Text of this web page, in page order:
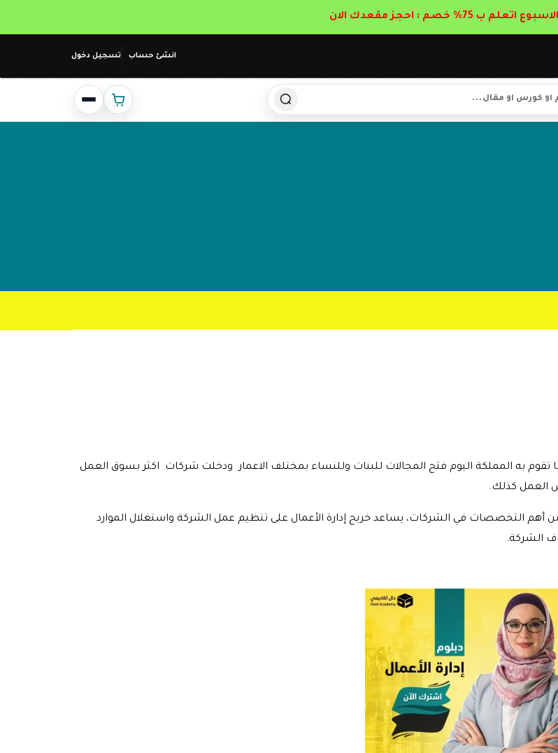
انشئ حساب تسجيل دخول
تقوم به المملكة اليوم فتح المجالات للبنات وللنساء بمختلف الاعمار ودخلت شركات اكثر بسوق العمل
العمل كذلك.
أهم التخصصات في الشركات، يساعد خريج إدارة الأعمال على تنظيم عمل الشركة واستغلال الموارد
الشركة.
ب 75% خصم : احجز مقعدك الان